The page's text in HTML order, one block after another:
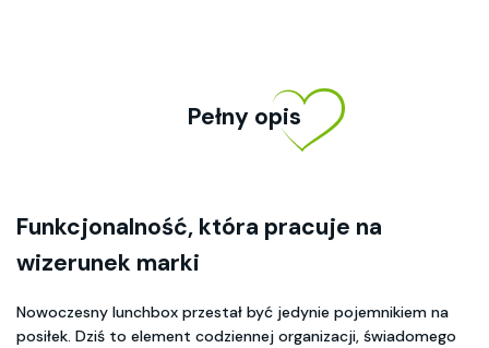
Pełny opis
Funkcjonalność, która pracuje na
wizerunek marki
Nowoczesny lunchbox przestał być jedynie pojemnikiem na
posiłek. Dziś to element codziennej organizacji, świadomego